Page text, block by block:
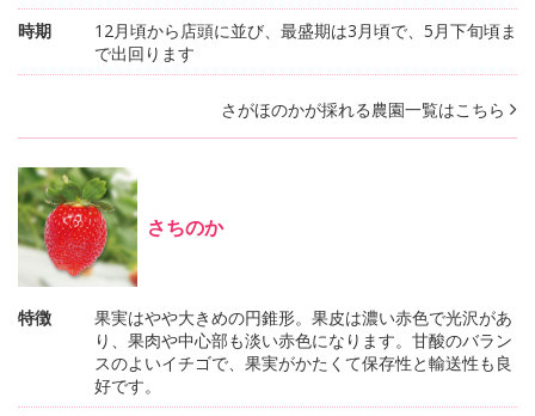
時期
12月頃から店頭に並び、最盛期は3月頃で、5月下旬頃ま
で出回ります
さがほのかが採れる農園一覧はこちら
さちのか
特徴
果実はやや大きめの円錐形。果皮は濃い赤色で光沢があ
り、果肉や中心部も淡い赤色になります。甘酸のバラン
スのよいイチゴで、果実がかたくて保存性と輸送性も良
好です。